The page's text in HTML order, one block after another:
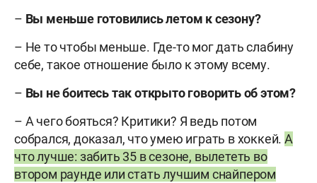
– Вы меньше готовились летом к сезону?
– Не то чтобы меньше. Где-то мог дать слабину
себе, такое отношение было к этому всему.
– Вы не боитесь так открыто говорить об этом?
– А чего бояться? Критики? Я ведь потом
собрался, доказал, что умею играть в хоккей. А
что лучше: забить 35 в сезоне, вылететь во
втором раунде или стать лучшим снайпером